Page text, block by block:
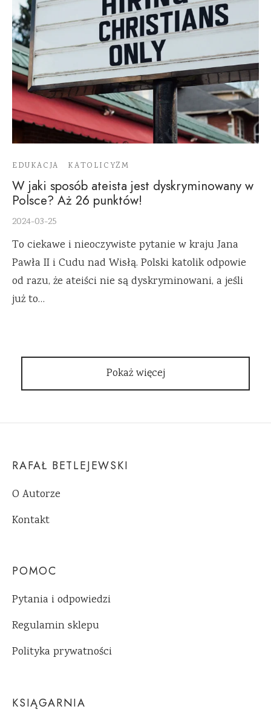
EDUKACJA KATOLICYZM
W jaki sposób ateista jest dyskryminowany w
Polsce? Aż 26 punktów!
2024-03-25
To ciekawe i nieoczywiste pytanie w kraju Jana
Pawła II i Cudu nad Wisłą. Polski katolik odpowie
od razu, że ateiści nie są dyskryminowani, a jeśli
już to…
Pokaż więcej
RAFAŁ BETLEJEWSKI
O Autorze
Kontakt
POMOC
Pytania i odpowiedzi
Regulamin sklepu
Polityka prywatności
KSIĄGARNIA